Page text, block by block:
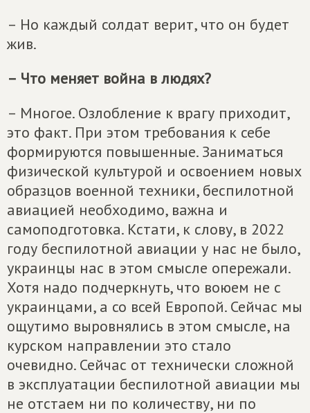
– Но каждый солдат верит, что он будет
жив.
– Что меняет война в людях?
– Многое. Озлобление к врагу приходит,
это факт. При этом требования к себе
формируются повышенные. Заниматься
физической культурой и освоением новых
образцов военной техники, беспилотной
авиацией необходимо, важна и
самоподготовка. Кстати, к слову, в 2022
году беспилотной авиации у нас не было,
украинцы нас в этом смысле опережали.
Хотя надо подчеркнуть, что воюем не с
украинцами, а со всей Европой. Сейчас мы
ощутимо выровнялись в этом смысле, на
курском направлении это стало
очевидно. Сейчас от технически сложной
в эксплуатации беспилотной авиации мы
не отстаем ни по количеству, ни по